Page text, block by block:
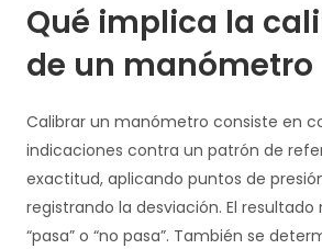
Qué implica la
de un manómetro
Calibrar un manómetro consiste en
indicaciones contra un patrón de
exactitud, aplicando puntos de
registrando la desviación. El
“pasa” o “no pasa”. También se